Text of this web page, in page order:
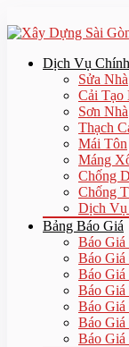
Dịch Vụ Chính
Sửa Nhà
Cải Tạo
Sơn Nhà
Thạch
Mái Tôn
Máng
Chống
Chống
Dịch
Bảng Báo Giá
Báo Giá
Báo Giá
Báo Giá
Báo
Báo Giá
Báo
Báo Giá